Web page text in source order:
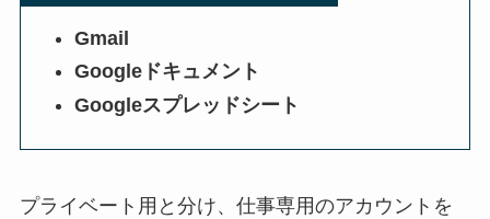
Gmail
Googleドキュメント
Googleスプレッドシート
プライベート用と分け、仕事専用のアカウントを